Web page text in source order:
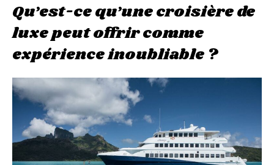
Qu’est-ce qu’une croisière de
luxe peut offrir comme
expérience inoubliable ?